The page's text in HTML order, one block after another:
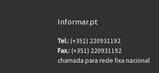
Informar.pt
Tel.:(+351) 220931192
Fax.:(+351) 220931192
chamada para rede fixa nacional